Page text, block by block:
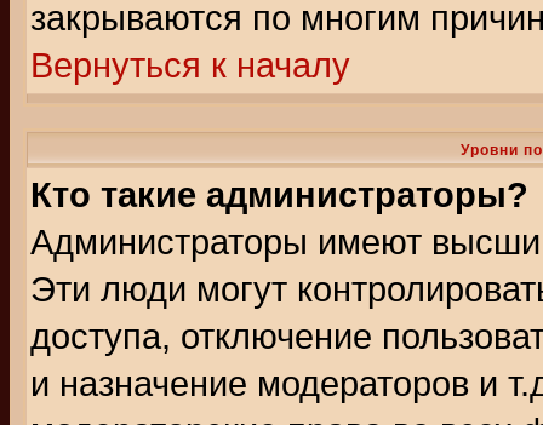
закрываются по многим
Вернуться к началу
Уровни
Кто такие администраторы?
Администраторы имеют
Эти люди могут
доступа, отключение
и назначение модераторов и